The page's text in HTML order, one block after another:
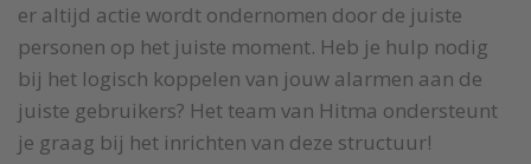
er altijd actie wordt ondernomen door de juiste
personen op het juiste moment. Heb je hulp nodig
bij het logisch koppelen van jouw alarmen aan de
juiste gebruikers? Het team van Hitma ondersteunt
je graag bij het inrichten van deze structuur!